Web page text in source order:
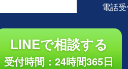
電話
LINEで相談する
受付時間：24時間365日